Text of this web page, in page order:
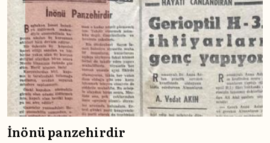
İnönü panzehirdir